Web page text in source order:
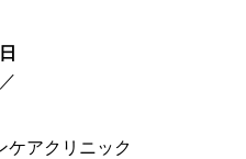
日
／
ケアクリニック